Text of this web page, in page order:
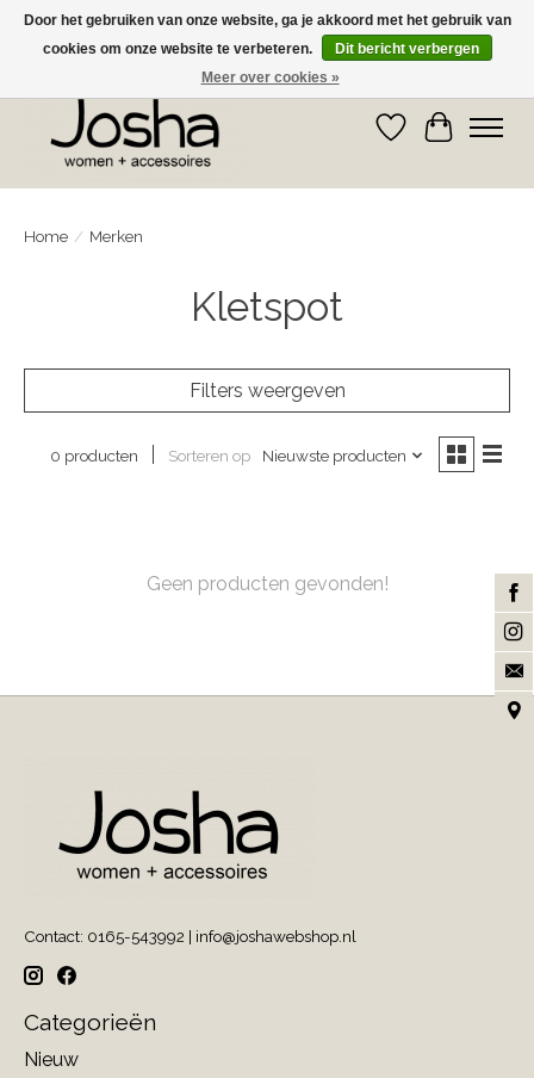
GRATIS OPHALEN IN DE WINKEL EN GRATIS VERZENDING VANAF € 75,00
Verlanglijst
Home / Merken
Kletspot
Filters weergeven
0 producten Sorteren op Nieuwste producten
Geen producten gevonden!
Contact: 0165-543992 | info@joshawebshop.nl
Categorieën
Nieuw
Door het gebruiken van onze website, ga je akkoord met het gebruik van
cookies om onze website te verbeteren.
Dit bericht verbergen
Meer over cookies »